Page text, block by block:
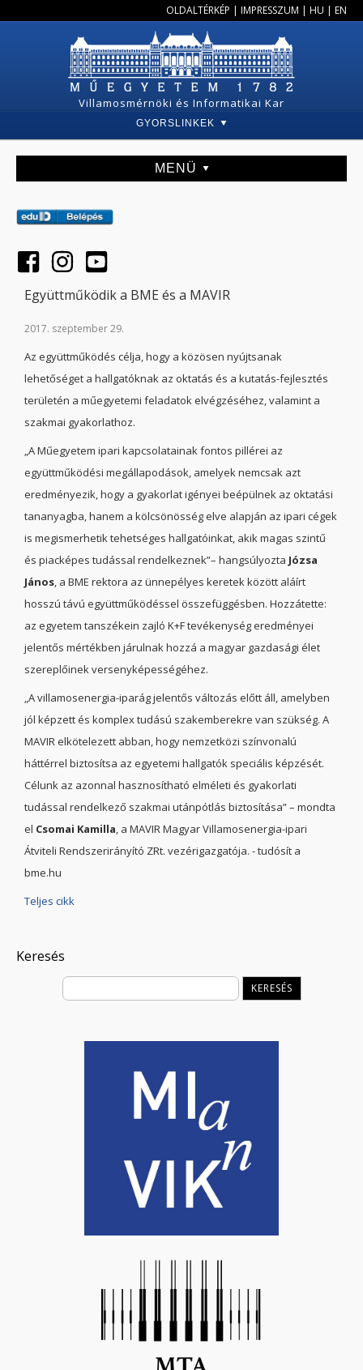
OLDALTÉRKÉP | IMPRESSZUM | HU | EN
Villamosmérnöki és Informatikai Kar
GYORSLINKEK
MENÜ
Együttműködik a BME és a MAVIR
2017. szeptember 29.
Az együttműködés célja, hogy a közösen nyújtsanak
lehetőséget a hallgatóknak az oktatás és a kutatás-fejlesztés
területén a műegyetemi feladatok elvégzéséhez, valamint a
szakmai gyakorlathoz.
„A Műegyetem ipari kapcsolatainak fontos pillérei az
együttműködési megállapodások, amelyek nemcsak azt
eredményezik, hogy a gyakorlat igényei beépülnek az oktatási
tananyagba, hanem a kölcsönösség elve alapján az ipari cégek
is megismerhetik tehetséges hallgatóinkat, akik magas szintű
és piacképes tudással rendelkeznek”– hangsúlyozta Józsa
János, a BME rektora az ünnepélyes keretek között aláírt
hosszú távú együttműködéssel összefüggésben. Hozzátette:
az egyetem tanszékein zajló K+F tevékenység eredményei
jelentős mértékben járulnak hozzá a magyar gazdasági élet
szereplőinek versenyképességéhez.
„A villamosenergia-iparág jelentős változás előtt áll, amelyben
jól képzett és komplex tudású szakemberekre van szükség. A
MAVIR elkötelezett abban, hogy nemzetközi színvonalú
háttérrel biztosítsa az egyetemi hallgatók speciális képzését.
Célunk az azonnal hasznosítható elméleti és gyakorlati
tudással rendelkező szakmai utánpótlás biztosítása” – mondta
el Csomai Kamilla, a MAVIR Magyar Villamosenergia-ipari
Átviteli Rendszerirányító ZRt. vezérigazgatója. - tudósít a
bme.hu
Teljes cikk
Keresés